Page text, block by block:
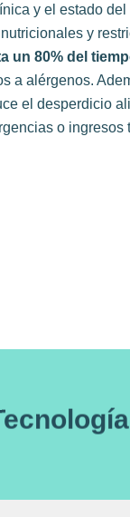
y el estado
y
un 80% del
a alérgenos.
el desperdicio
o ingresos